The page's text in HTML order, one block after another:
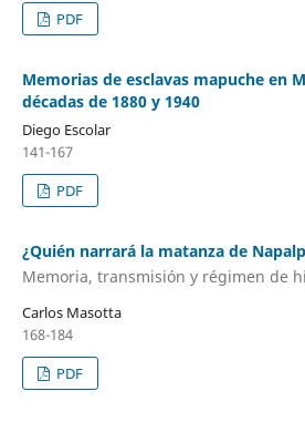
PDF
Memorias de esclavas mapuche en
décadas de 1880 y 1940
Diego Escolar
141-167
PDF
¿Quién narrará la matanza de
Memoria, transmisión y régimen de
Carlos Masotta
168-184
PDF